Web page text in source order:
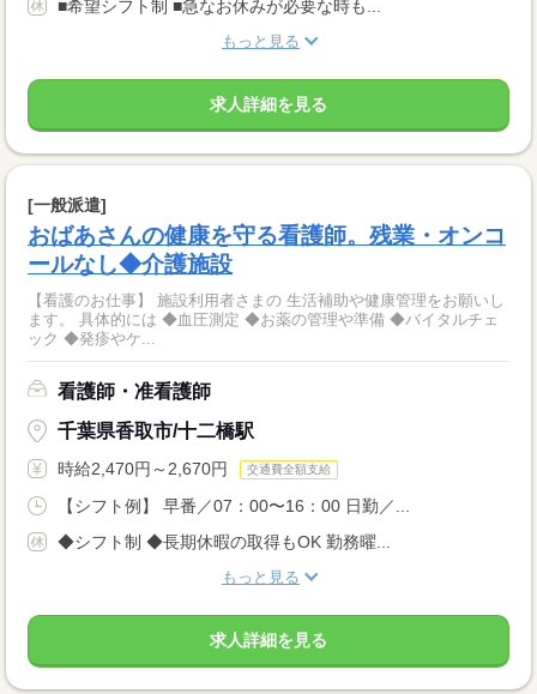
■希望シフト制 ■急なお休みが必要な時も...
もっと見る
求人詳細を見る
[一般派遣]
おばあさんの健康を守る看護師。残業・オンコ
ールなし◆介護施設
【看護のお仕事】 施設利用者さまの 生活補助や健康管理をお願いし
ます。 具体的には ◆血圧測定 ◆お薬の管理や準備 ◆バイタルチェ
ック ◆発疹やケ...
看護師・准看護師
千葉県香取市/十二橋駅
時給2,470円～2,670円 交通費全額支給
【シフト例】 早番／07：00〜16：00 日勤／...
◆シフト制 ◆長期休暇の取得もOK 勤務曜...
もっと見る
求人詳細を見る